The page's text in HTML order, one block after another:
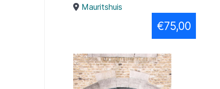
Mauritshuis
€75,00